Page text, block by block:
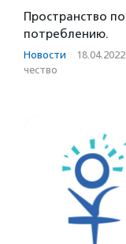
Пространство
потреблению.
Новости · 18.04.2022
чест­во